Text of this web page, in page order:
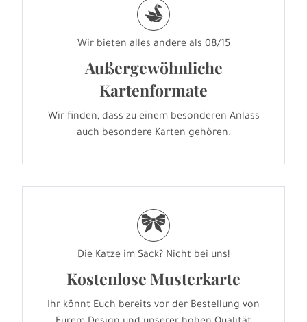
s
Wir bieten alles andere als 08/15
Außergewöhnliche
Kartenformate
Wir finden, dass zu einem besonderen Anlass
auch besondere Karten gehören.
r
Die Katze im Sack? Nicht bei uns!
Kostenlose Musterkarte
Ihr könnt Euch bereits vor der Bestellung von